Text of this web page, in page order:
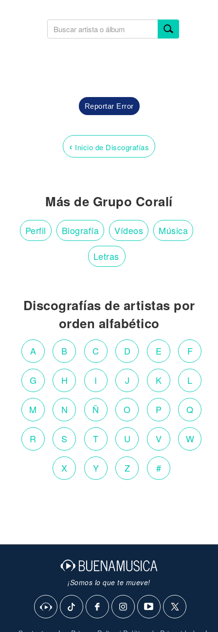
Reportar Error
‹ Inicio de Discografías
Más de Grupo Coralí
Perfil Biografía Vídeos Música
Letras
Discografías de artistas por
orden alfabético
A B C D E F
G H I J K L
M N Ñ O P Q
R S T U V W
X Y Z #
¡Somos lo que te mueve!